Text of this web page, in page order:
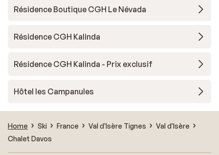
Résidence Boutique CGH Le Névada
Résidence CGH Kalinda
Résidence CGH Kalinda - Prix exclusif
Hôtel les Campanules
Home Ski France Val d'Isère Tignes
Val d'Isère
Chalet Davos